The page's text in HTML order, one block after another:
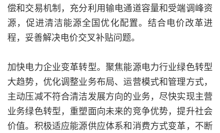
偿和交易机制，充分利用输电通道容量和受端调峰资
源，促进清洁能源全国优化配置。结合电价改革进
程，妥善解决电价交叉补贴问题。
加快电力企业变革转型。聚焦能源电力行业绿色转型
大趋势，优化调整业务布局、运营模式和管理方式，
主动压减不符合清洁发展方向的业务，尽快实现主营
业务绿色转型，重塑面向未来的竞争优势，提升社会
价值。积极适应能源供应体系和消费方式变革，不断